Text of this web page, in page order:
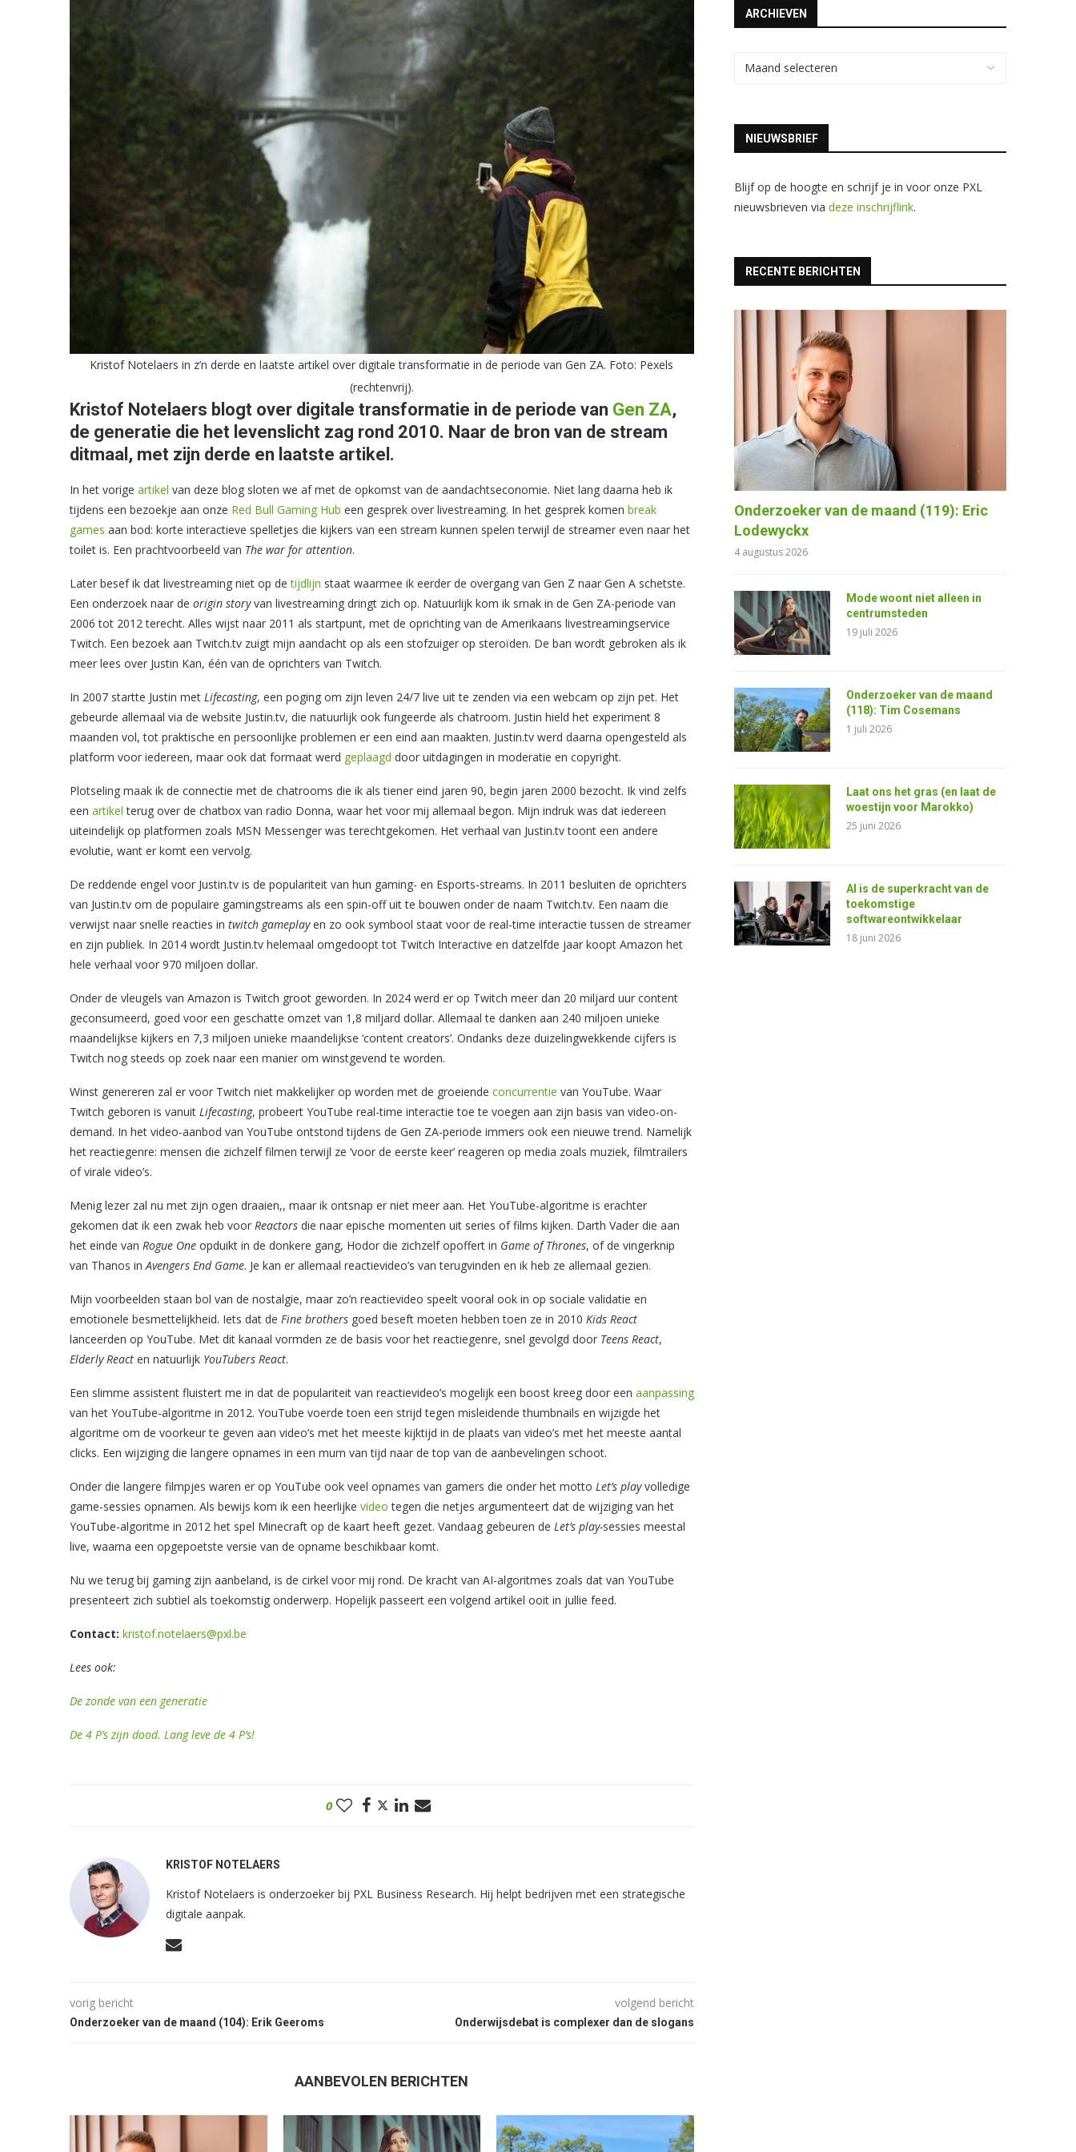
Kristof Notelaers in z’n derde en laatste artikel over digitale transformatie in de periode van Gen ZA. Foto: Pexels
(rechtenvrij).
Kristof Notelaers blogt over digitale transformatie in de periode van Gen ZA,
de generatie die het levenslicht zag rond 2010. Naar de bron van de stream
ditmaal, met zijn derde en laatste artikel.
In het vorige artikel van deze blog sloten we af met de opkomst van de aandachtseconomie. Niet lang daarna heb ik
tijdens een bezoekje aan onze Red Bull Gaming Hub een gesprek over livestreaming. In het gesprek komen break
games aan bod: korte interactieve spelletjes die kijkers van een stream kunnen spelen terwijl de streamer even naar het
toilet is. Een prachtvoorbeeld van The war for attention.
Later besef ik dat livestreaming niet op detijdlijn staat waarmee ik eerder de overgang van Gen Z naar Gen A schetste.
Een onderzoek naar de origin storyvan livestreaming dringt zich op. Natuurlijk kom ik smak in de Gen ZA-periode van
2006 tot 2012 terecht. Alles wijst naar 2011 als startpunt, met de oprichting van de Amerikaans livestreamingservice
Twitch. Een bezoek aan Twitch.tv zuigt mijn aandacht op als een stofzuiger op steroïden. De ban wordt gebroken als ik
meer lees over Justin Kan, één van de oprichters van Twitch.
In 2007 startte Justin met Lifecasting, een poging om zijn leven 24/7 live uit te zenden via een webcam op zijn pet. Het
gebeurde allemaal via de website Justin.tv, die natuurlijk ook fungeerde als chatroom. Justin hield het experiment 8
maanden vol, tot praktische en persoonlijke problemen er een eind aan maakten. Justin.tv werd daarna opengesteld als
platform voor iedereen, maar ook dat formaat werd geplaagd door uitdagingen in moderatie en copyright.
Plotseling maak ik de connectie met de chatrooms die ik als tiener eind jaren 90, begin jaren 2000 bezocht. Ik vind zelfs
een artikel terug over de chatbox van radio Donna, waar het voor mij allemaal begon. Mijn indruk was dat iedereen
uiteindelijk op platformen zoals MSN Messenger was terechtgekomen. Het verhaal van Justin.tv toont een andere
evolutie, want er komt een vervolg.
De reddende engel voor Justin.tv is de populariteit van hun gaming- en Esports-streams. In 2011 besluiten de oprichters
van Justin.tv om de populaire gamingstreams als een spin-off uit te bouwen onder de naam Twitch.tv. Een naam die
verwijst naar snelle reacties in twitch gameplayen zo ook symbool staat voor de real-time interactie tussen de streamer
en zijn publiek. In 2014 wordt Justin.tv helemaal omgedoopt tot Twitch Interactive en datzelfde jaar koopt Amazon het
hele verhaal voor 970 miljoen dollar.
Onder de vleugels van Amazon is Twitch groot geworden. In 2024 werd er op Twitch meer dan 20 miljard uur content
geconsumeerd, goed voor een geschatte omzet van 1,8 miljard dollar. Allemaal te danken aan 240 miljoen unieke
maandelijkse kijkers en 7,3 miljoen unieke maandelijkse ‘content creators’. Ondanks deze duizelingwekkende cijfers is
Twitch nog steeds op zoek naar een manier om winstgevend te worden.
Winst genereren zal er voor Twitch niet makkelijker op worden met de groeiende concurrentie van YouTube. Waar
Twitch geboren is vanuit Lifecasting, probeert YouTube real-time interactie toe te voegen aan zijn basis van video-on-
demand. In het video-aanbod van YouTube ontstond tijdens de Gen ZA-periode immers ook een nieuwe trend. Namelijk
het reactiegenre: mensen die zichzelf filmen terwijl ze ‘voor de eerste keer’ reageren op media zoals muziek, filmtrailers
of virale video’s.
Menig lezer zal nu met zijn ogen draaien,, maar ik ontsnap er niet meer aan. Het YouTube-algoritme is erachter
gekomen dat ik een zwak heb voor Reactors die naar epische momenten uit series of films kijken. Darth Vader die aan
het einde van Rogue One opduikt in de donkere gang, Hodor die zichzelf opoffert in Game of Thrones, of de vingerknip
van Thanos inAvengers End Game. Je kan er allemaal reactievideo’s van terugvinden en ik heb ze allemaal gezien.
Mijn voorbeelden staan bol van de nostalgie, maar zo’n reactievideo speelt vooral ook in op sociale validatie en
emotionele besmettelijkheid. Iets dat de Fine brothers goed beseft moeten hebben toen ze in 2010 Kids React
lanceerden op YouTube. Met dit kanaal vormden ze de basis voor het reactiegenre, snel gevolgd door Teens React,
Elderly React en natuurlijk YouTubers React.
Een slimme assistent fluistert me in dat de populariteit van reactievideo’s mogelijk een boost kreeg door een aanpassing
van het YouTube-algoritme in 2012. YouTube voerde toen een strijd tegen misleidende thumbnails en wijzigde het
algoritme om de voorkeur te geven aan video’s met het meeste kijktijd in de plaats van video’s met het meeste aantal
clicks. Een wijziging die langere opnames in een mum van tijd naar de top van de aanbevelingen schoot.
Onder die langere filmpjes waren er op YouTube ook veel opnames van gamers die onder het motto Let’s playvolledige
game-sessies opnamen. Als bewijs kom ik een heerlijke video tegen die netjes argumenteert dat de wijziging van het
YouTube-algoritme in 2012 het spel Minecraft op de kaart heeft gezet. Vandaag gebeuren de Let’s play-sessies meestal
live, waarna een opgepoetste versie van de opname beschikbaar komt.
Nu we terug bij gaming zijn aanbeland, is de cirkel voor mij rond. De kracht van AI-algoritmes zoals dat van YouTube
presenteert zich subtiel als toekomstig onderwerp. Hopelijk passeert een volgend artikel ooit in jullie feed.
Contact: kristof.notelaers@pxl.be
Lees ook:
De zonde van een generatie
De 4 P’s zijn dood. Lang leve de 4 P’s!
0
KRISTOF NOTELAERS
Kristof Notelaers is onderzoeker bij PXL Business Research. Hij helpt bedrijven met een strategische
digitale aanpak.
vorig bericht
Onderzoeker van de maand (104): Erik Geeroms
volgend bericht
Onderwijsdebat is complexer dan de slogans
AANBEVOLEN BERICHTEN
ARCHIEVEN
NIEUWSBRIEF
Blijf op de hoogte en schrijf je in voor onze PXL
nieuwsbrieven via deze inschrijflink.
RECENTE BERICHTEN
Onderzoeker van de maand (119): Eric
Lodewyckx
4 augustus 2026
Mode woont niet alleen in
centrumsteden
19 juli 2026
Onderzoeker van de maand
(118): Tim Cosemans
1 juli 2026
Laat ons het gras (en laat de
woestijn voor Marokko)
25 juni 2026
AI is de superkracht van de
toekomstige
softwareontwikkelaar
18 juni 2026